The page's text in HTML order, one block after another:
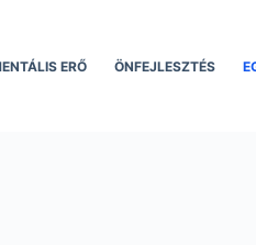
ERŐ ÖNFEJLESZTÉS